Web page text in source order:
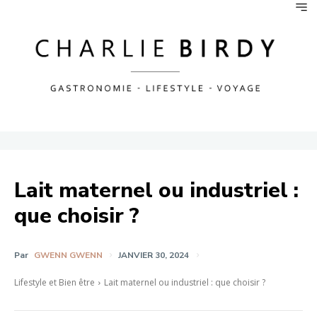
Lait maternel ou industriel :
que choisir ?
Par GWENN GWENN JANVIER 30, 2024
Lifestyle et Bien être Lait maternel ou industriel : que choisir ?